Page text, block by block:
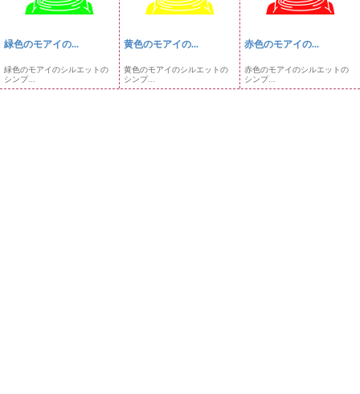
緑色のモアイの...
緑色のモアイのシルエットの
シンプ...
黄色のモアイの...
黄色のモアイのシルエットの
シンプ...
赤色のモアイの...
赤色のモアイのシルエットの
シンプ...